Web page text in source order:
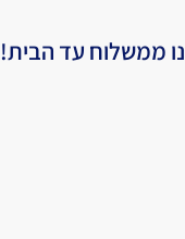
ממשלוח עד הבית!